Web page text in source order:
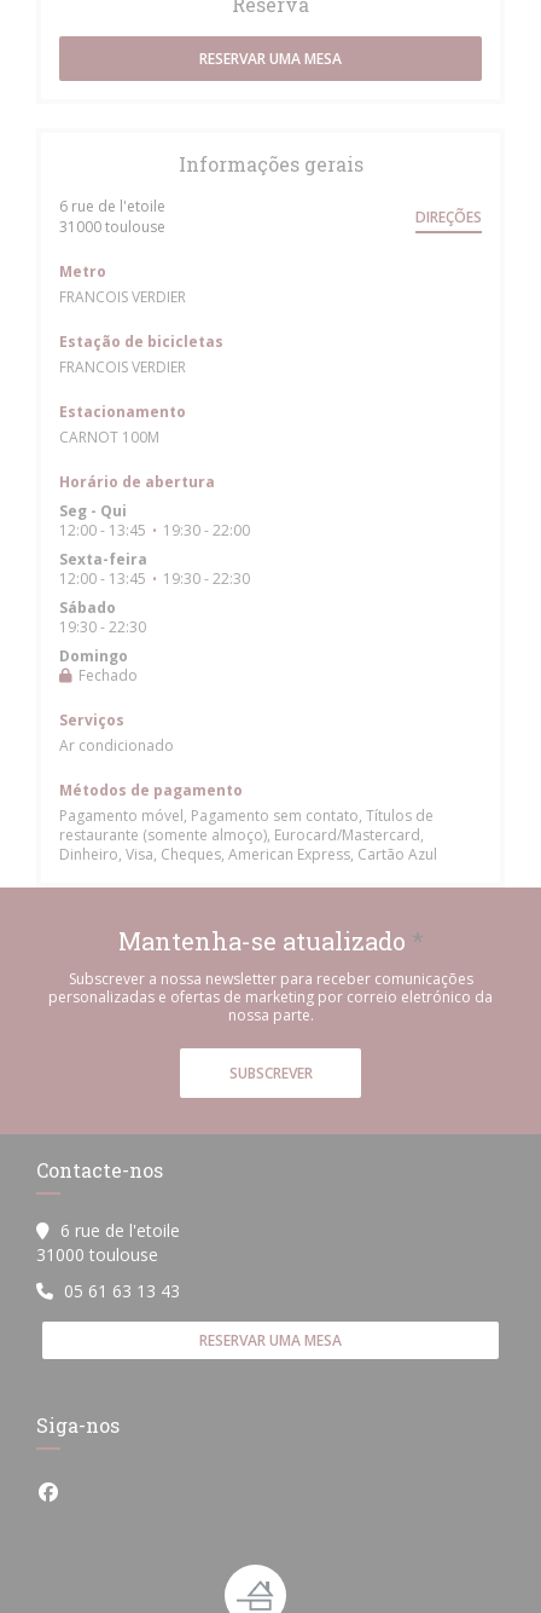
RESERVAR UMA MESA
Informações gerais
6 rue de l'etoile
31000 toulouse
DIREÇÕES
Metro
FRANCOIS VERDIER
Estação de bicicletas
FRANCOIS VERDIER
Estacionamento
CARNOT 100M
Horário de abertura
Seg - Qui
12:00 - 13:45 • 19:30 - 22:00
Sexta-feira
12:00 - 13:45 • 19:30 - 22:30
Sábado
19:30 - 22:30
Domingo
Fechado
Serviços
Ar condicionado
Métodos de pagamento
Pagamento móvel, Pagamento sem contato, Títulos de
restaurante (somente almoço), Eurocard/Mastercard,
Dinheiro, Visa, Cheques, American Express, Cartão Azul
Mantenha-se atualizado *
Subscrever a nossa newsletter para receber comunicações
personalizadas e ofertas de marketing por correio eletrónico da
nossa parte.
SUBSCREVER
Contacte-nos
6 rue de l'etoile
31000 toulouse
05 61 63 13 43
RESERVAR UMA MESA
Siga-nos
Facebook ((abre numa nova janela))